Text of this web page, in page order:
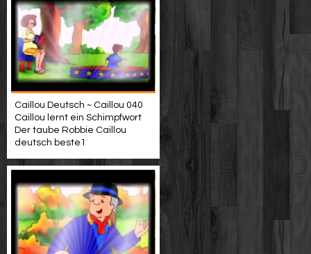
Caillou Deutsch ~ Caillou 040
Caillou lernt ein Schimpfwort
Der taube Robbie Caillou
deutsch beste1